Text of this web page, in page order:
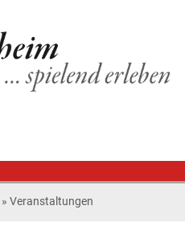
»Veranstaltungen